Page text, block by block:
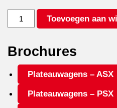
ANSSEMS
PSX
GO
Toevoegen aan
Brochures
Plateauwagens – ASX
Plateauwagens – PSX